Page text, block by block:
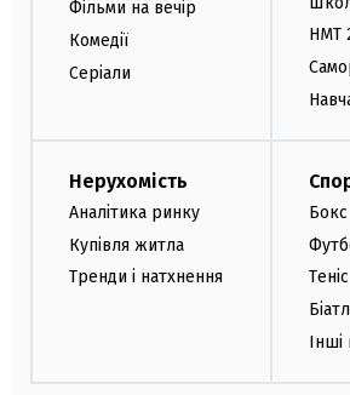
Фільми на вечір
Комедії
Серіали
НМТ
Нерухомість
Аналітика ринку
Купівля житла
Тренди і натхнення
Бокс
Теніс